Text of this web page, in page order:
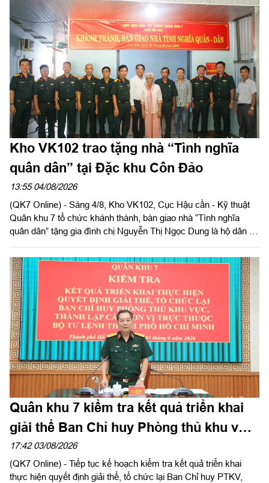
Kho VK102 trao tặng nhà “Tình nghĩa
quân dân” tại Đặc khu Côn Đảo
13:55 04/08/2026
(QK7 Online) - Sáng 4/8, Kho VK102, Cục Hậu cần - Kỹ thuật
Quân khu 7 tổ chức khánh thành, bàn giao nhà “Tình nghĩa
quân dân” tặng gia đình chị Nguyễn Thị Ngọc Dung là hộ dân có
Đảo, Thành phố Hồ Chí Minh. Đại tá Phạm Ngọc Sơn, Chính
ủy Cục Hậu cần - Kỹ thuật Quân khu đến dự và phát biểu chúc
mừng.
Quân khu 7 kiểm tra kết quả triển khai
giải thể Ban Chỉ huy Phòng thủ khu vực
tại Bộ Tư lệnh TPHCM
17:42 03/08/2026
(QK7 Online) - Tiếp tục kế hoạch kiểm tra kết quả triển khai
thực hiện quyết định giải thể, tổ chức lại Ban Chỉ huy PTKV,